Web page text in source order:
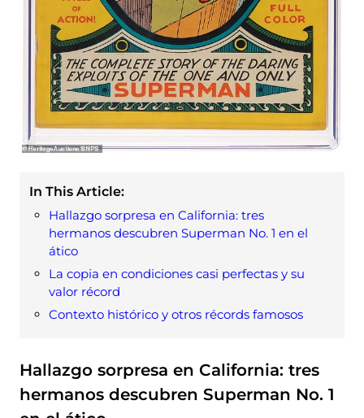
In This Article:
Hallazgo sorpresa en California: tres
hermanos descubren Superman No. 1 en el
ático
La copia en condiciones casi perfectas y su
valor récord
Contexto histórico y otros récords famosos
Hallazgo sorpresa en California: tres
hermanos descubren Superman No. 1